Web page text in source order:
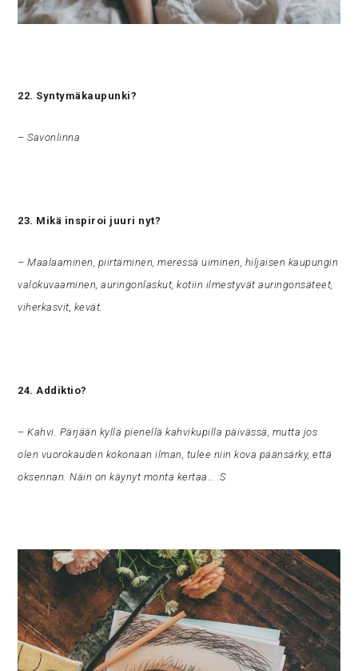
22. Syntymäkaupunki?
– Savonlinna
23. Mikä inspiroi juuri nyt?
– Maalaaminen, piirtäminen, meressä uiminen, hiljaisen kaupungin
valokuvaaminen, auringonlaskut, kotiin ilmestyvät auringonsäteet,
viherkasvit, kevät.
24. Addiktio?
– Kahvi. Pärjään kyllä pienellä kahvikupilla päivässä, mutta jos
olen vuorokauden kokonaan ilman, tulee niin kova päänsärky, että
oksennan. Näin on käynyt monta kertaa… :S